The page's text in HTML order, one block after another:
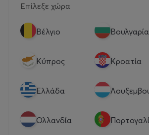
Επίλεξε χώρα
Βέλγιο Βουλγαρία
Κύπρος Κροατία
Eλλάδα
Ολλανδία